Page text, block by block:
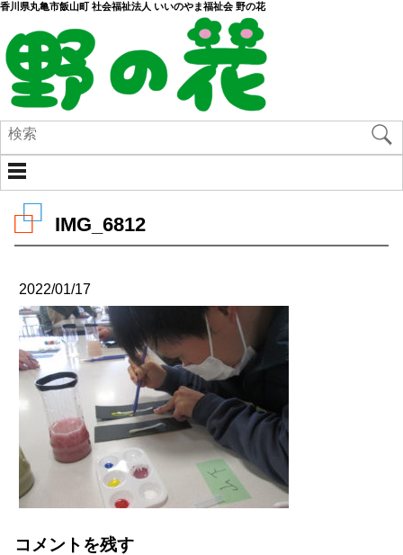
香川県丸亀市飯山町 社会福祉法人 いいのやま福祉会 野の花
IMG_6812
2022/01/17
コメントを残す